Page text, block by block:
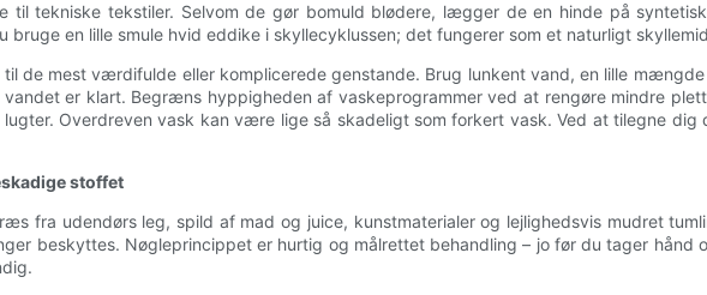
til tekniske tekstiler. Selvom de gør bomuld blødere, lægger de en hinde på
bruge en lille smule hvid eddike i skyllecyklussen; det fungerer som et naturligt
de mest værdifulde eller komplicerede genstande. Brug lunkent vand, en lille
er klart. Begræns hyppigheden af ​​vaskeprogrammer ved at rengøre mindre
Overdreven vask kan være lige så skadeligt som forkert vask. Ved at tilegne
stoffet
fra udendørs leg, spild af mad og juice, kunstmaterialer og lejlighedsvis mudret
beskyttes. Nøgleprincippet er hurtig og målrettet behandling – jo før du tager